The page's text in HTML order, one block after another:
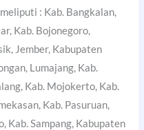
: Kab. Bangkalan,
Kab. Bojonegoro,
Jember, Kabupaten
Lumajang, Kab.
Kab. Mojokerto, Kab.
Kab. Pasuruan,
Kab. Sampang, Kabupaten